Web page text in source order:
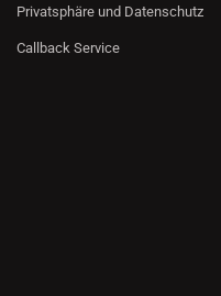
Privatsphäre und Datenschutz
Callback Service